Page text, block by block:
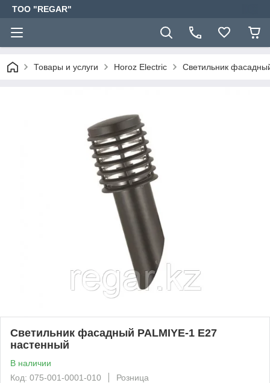
TOO "REGAR"
Товары и услуги Horoz Electric Светильник
Светильник фасадный PALMIYE-1 Е27
настенный
В наличии
Код: 075-001-0001-010
Розница